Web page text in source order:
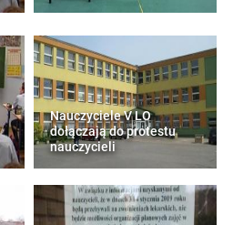
Nauczyciele V LO
dołączają do protestu
nauczycieli